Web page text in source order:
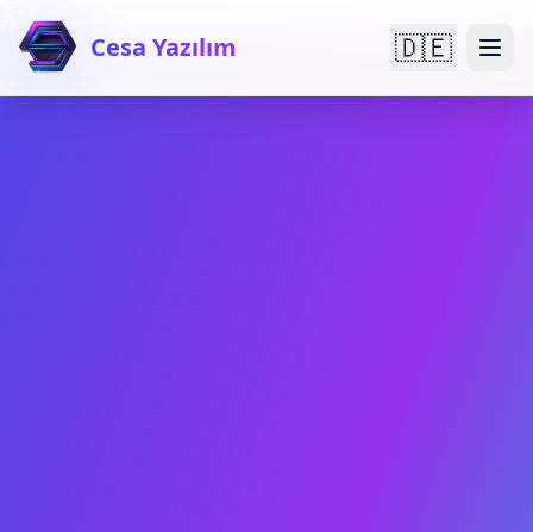
Cesa Yazılım 🇩🇪